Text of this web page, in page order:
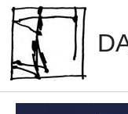
Zum
Inhalt
springen